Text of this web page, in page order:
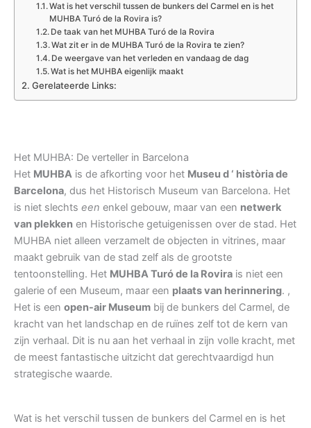
Wat is het verschil tussen de bunkers del Carmel en is het
MUHBA Turó de la Rovira is?
De taak van het MUHBA Turó de la Rovira
Wat zit er in de MUHBA Turó de la Rovira te zien?
De weergave van het verleden en vandaag de dag
Wat is het MUHBA eigenlijk maakt
Gerelateerde Links:
Het MUHBA: De verteller in Barcelona
Het MUHBA is de afkorting voor het Museu d ‘ història de
Barcelona, dus het Historisch Museum van Barcelona. Het
is niet slechts een enkel gebouw, maar van een netwerk
van plekken en Historische getuigenissen over de stad. Het
MUHBA niet alleen verzamelt de objecten in vitrines, maar
maakt gebruik van de stad zelf als de grootste
tentoonstelling. Het MUHBA Turó de la Rovira is niet een
galerie of een Museum, maar een plaats van herinnering. ,
Het is een open-air Museum bij de bunkers del Carmel, de
kracht van het landschap en de ruïnes zelf tot de kern van
zijn verhaal. Dit is nu aan het verhaal in zijn volle kracht, met
de meest fantastische uitzicht dat gerechtvaardigd hun
strategische waarde.
Wat is het verschil tussen de bunkers del Carmel en is het